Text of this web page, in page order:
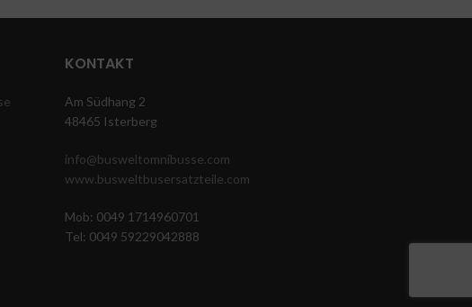
KONTAKT
Am Südhang 2
48465 Isterberg
info@busweltomnibusse.com
www.busweltbusersatzteile.com
Mob: 0049 1714960701
Tel: 0049 59229042888